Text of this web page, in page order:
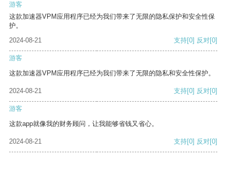
游客
这款加速器VPM应用程序已经为我们带来了无限的隐私保护和安全性保
护。
2024-08-21
支持[0] 反对[0]
游客
这款加速器VPM应用程序已经为我们带来了无限的隐私和安全性保护。
2024-08-21 支持[0] 反对[0]
游客
这款app就像我的财务顾问，让我能够省钱又省心。
2024-08-21 支持[0] 反对[0]